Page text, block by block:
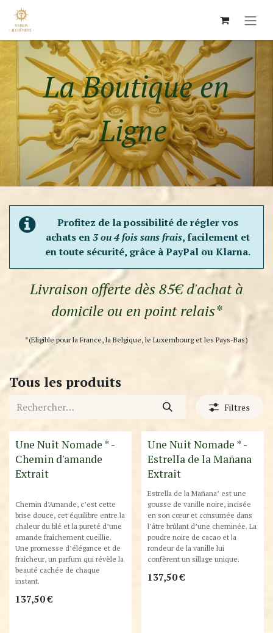
Se rendre au contenu
La Boutique en
Ligne ​
Profitez de la possibilité de régler vos
achats en3 ou 4 fois sans frais, facilement et
en toute sécurité, grâce à PayPal ou Klarna.
Livraison offerte dès 85€ d'achat à
domicile ou en point relais*
*(Eligible pour la France, la Belgique, le Luxembourg et les Pays-Bas)
Tous les produits
Filtres
Une Nuit Nomade * -
Chemin d'amande
Extrait
Chemin d’Amande, c’est cette
brise douce, cet équilibre entre la
chaleur du blé et la pureté d’une
amande fraîchement cueillie.
Une promesse d’élégance et de
fraîcheur, un parfum qui révèle la
beauté cachée de chaque
instant.
137,50€
Une Nuit Nomade * -
Estrella de la Mañana
Extrait
Estrella de la Mañana’ est une
gousse de vanille noire, incisée
en son cœur et consumée dans
l’âtre brûlant d’une cheminée. La
poudre noire de cacao et la
rondeur de la vanille lui
confèrent un sillage unique.
137,50€